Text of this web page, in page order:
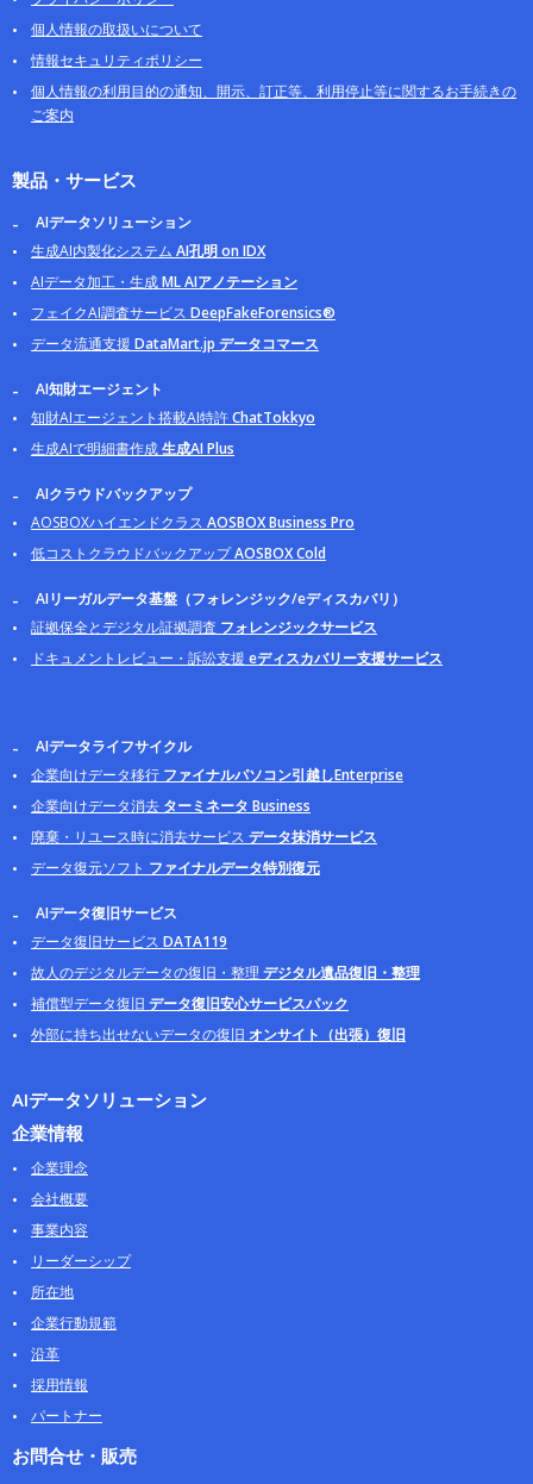
個人情報の取扱いについて
情報セキュリティポリシー
個人情報の利用目的の通知、開示、訂正等、利用停止等に関するお手続きの
ご案内
製品・サービス
AIデータソリューション
生成AI内製化システム AI孔明 on IDX
AIデータ加工・生成ML AIアノテーション
フェイクAI調査サービス DeepFakeForensics®
データ流通支援 DataMart.jp データコマース
AI知財エージェント
知財AIエージェント搭載AI特許ChatTokkyo
生成AIで明細書作成生成AI Plus
AIクラウドバックアップ
AOSBOXハイエンドクラス AOSBOX Business Pro
低コストクラウドバックアップAOSBOX Cold
AIリーガルデータ基盤（フォレンジック/eディスカバリ）
証拠保全とデジタル証拠調査 フォレンジックサービス
ドキュメントレビュー・訴訟支援 eディスカバリー支援サービス
AIデータライフサイクル
企業向けデータ移行 ファイナルパソコン引越しEnterprise
企業向けデータ消去 ターミネータ Business
廃棄・リユース時に消去サービス データ抹消サービス
データ復元ソフト ファイナルデータ特別復元
AIデータ復旧サービス
データ復旧サービス DATA119
故人のデジタルデータの復旧・整理 デジタル遺品復旧・整理
補償型データ復旧 データ復旧安心サービスパック
外部に持ち出せないデータの復旧 オンサイト（出張）復旧
AIデータソリューション
企業情報
企業理念
会社概要
事業内容
リーダーシップ
所在地
企業行動規範
沿革
採用情報
パートナー
お問合せ・販売